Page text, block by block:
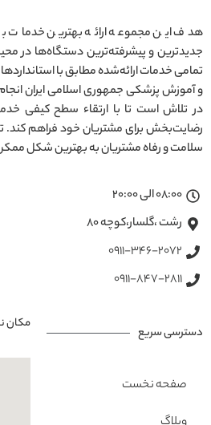
هدف این مجموعه ارائه بهترین خدمات
جدیدترین و پیشرفته‌ترین دستگاه‌ها در
و آموزش پزشکی جمهوری اسلامی ایران
در تلاش است تا با ارتقاء سطح کیفی
رضایت‌بخش برای مشتریان خود فراهم کند.
سلامت و رفاه مشتریان به بهترین شکل
08:00 الی 20:00
رشت ،گلسار،کوچه ۸۰
0911-346-2072
0911-847-2811
دسترسی سریع
صفحه نخست
مکان